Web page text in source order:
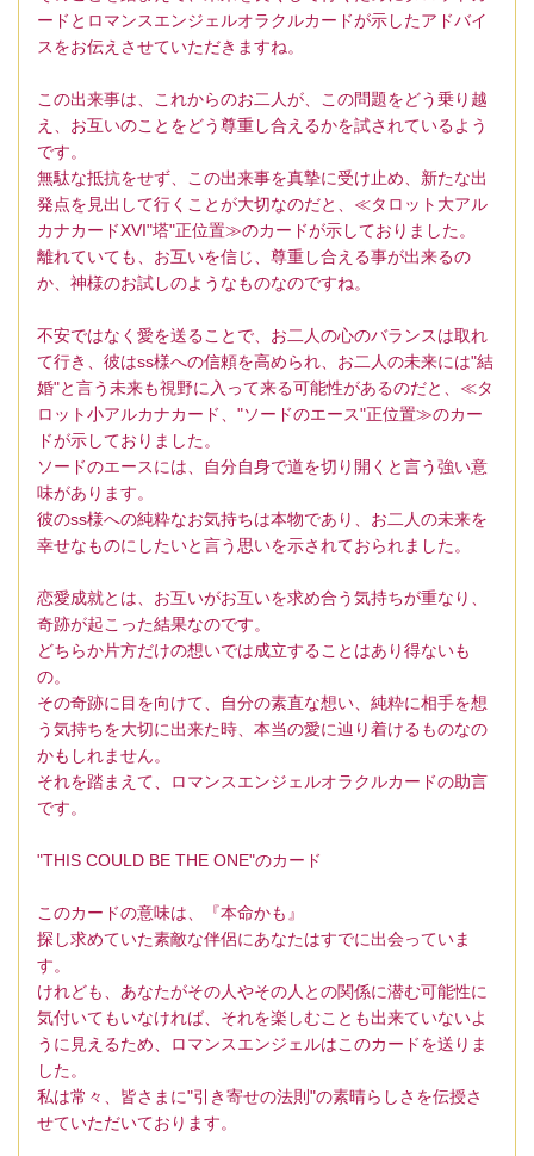
ードとロマンスエンジェルオラクルカードが示したアドバイ
スをお伝えさせていただきますね。
この出来事は、これからのお二人が、この問題をどう乗り越
え、お互いのことをどう尊重し合えるかを試されているよう
です。
無駄な抵抗をせず、この出来事を真摯に受け止め、新たな出
発点を見出して行くことが大切なのだと、≪タロット大アル
カナカードXVI"塔"正位置≫のカードが示しておりました。
離れていても、お互いを信じ、尊重し合える事が出来るの
か、神様のお試しのようなものなのですね。
不安ではなく愛を送ることで、お二人の心のバランスは取れ
て行き、彼はss様への信頼を高められ、お二人の未来には"結
婚"と言う未来も視野に入って来る可能性があるのだと、≪タ
ロット小アルカナカード、"ソードのエース"正位置≫のカー
ドが示しておりました。
ソードのエースには、自分自身で道を切り開くと言う強い意
味があります。
彼のss様への純粋なお気持ちは本物であり、お二人の未来を
幸せなものにしたいと言う思いを示されておられました。
恋愛成就とは、お互いがお互いを求め合う気持ちが重なり、
奇跡が起こった結果なのです。
どちらか片方だけの想いでは成立することはあり得ないも
の。
その奇跡に目を向けて、自分の素直な想い、純粋に相手を想
う気持ちを大切に出来た時、本当の愛に辿り着けるものなの
かもしれません。
それを踏まえて、ロマンスエンジェルオラクルカードの助言
です。
"THIS COULD BE THE ONE"のカード
このカードの意味は、『本命かも』
探し求めていた素敵な伴侶にあなたはすでに出会っていま
す。
けれども、あなたがその人やその人との関係に潜む可能性に
気付いてもいなければ、それを楽しむことも出来ていないよ
うに見えるため、ロマンスエンジェルはこのカードを送りま
した。
私は常々、皆さまに"引き寄せの法則"の素晴らしさを伝授さ
せていただいております。